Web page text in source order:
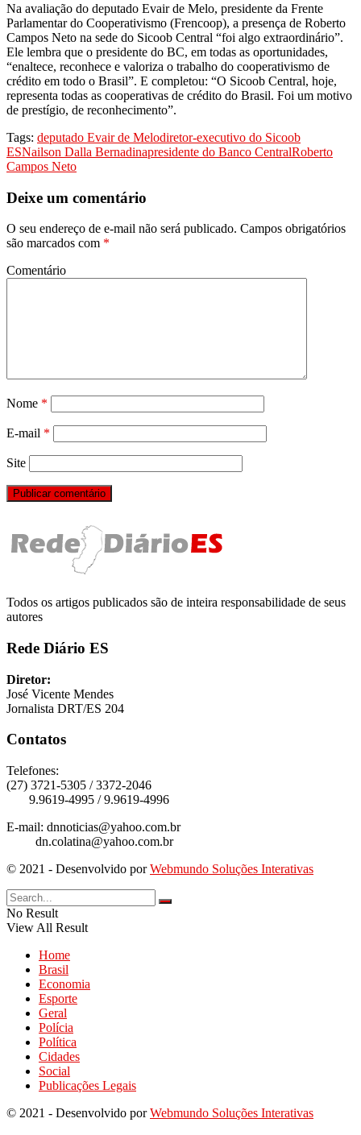
Na avaliação do deputado Evair de Melo, presidente da Frente
Parlamentar do Cooperativismo (Frencoop), a presença de Roberto
Campos Neto na sede do Sicoob Central “foi algo extraordinário”.
Ele lembra que o presidente do BC, em todas as oportunidades,
“enaltece, reconhece e valoriza o trabalho do cooperativismo de
crédito em todo o Brasil”. E completou: “O Sicoob Central, hoje,
representa todas as cooperativas de crédito do Brasil. Foi um motivo
de prestígio, de reconhecimento”.
Tags: deputado Evair de Melodiretor-executivo do Sicoob
ESNailson Dalla Bernadinapresidente do Banco CentralRoberto
Campos Neto
Deixe um comentário
O seu endereço de e-mail não será publicado. Campos obrigatórios
são marcados com *
Comentário
Nome *
E-mail *
Site
Todos os artigos publicados são de inteira responsabilidade de seus
autores
Rede Diário ES
Diretor:
José Vicente Mendes
Jornalista DRT/ES 204
Contatos
Telefones:
(27) 3721-5305 / 3372-2046
9.9619-4995 / 9.9619-4996
E-mail: dnnoticias@yahoo.com.br
dn.colatina@yahoo.com.br
© 2021 - Desenvolvido porWebmundo Soluções Interativas
No Result
View All Result
Home
Brasil
Economia
Esporte
Geral
Polícia
Política
Cidades
Social
Publicações Legais
© 2021 - Desenvolvido porWebmundo Soluções Interativas